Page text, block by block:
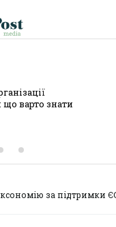
варто знати
за підтримки